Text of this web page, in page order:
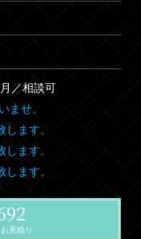
／相談可
ませ。
ます。
ます。
ます。
見積り